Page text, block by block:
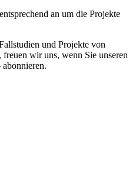
an um die Projekte
und Projekte von
wir uns, wenn Sie unseren